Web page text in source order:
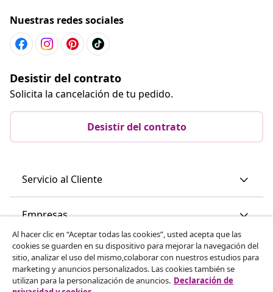
Nuestras redes sociales
Desistir del contrato
Solicita la cancelación de tu pedido.
Desistir del contrato
Servicio al Cliente
Empresas
vidaXL
Descubre mas
Al hacer clic en “Aceptar todas las cookies”, usted acepta que las
cookies se guarden en su dispositivo para mejorar la navegación del
sitio, analizar el uso del mismo,colaborar con nuestros estudios para
marketing y anuncios personalizados. Las cookies también se
utilizan para la personalización de anuncios. Declaración de